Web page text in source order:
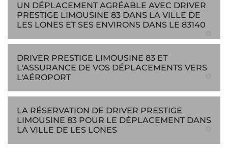
UN DÉPLACEMENT AGRÉABLE AVEC DRIVER
PRESTIGE LIMOUSINE 83 DANS LA VILLE DE
LES LONES ET SES ENVIRONS DANS LE 83140
DRIVER PRESTIGE LIMOUSINE 83 ET
L'ASSURANCE DE VOS DÉPLACEMENTS VERS
L'AÉROPORT
LA RÉSERVATION DE DRIVER PRESTIGE
LIMOUSINE 83 POUR LE DÉPLACEMENT DANS
LA VILLE DE LES LONES